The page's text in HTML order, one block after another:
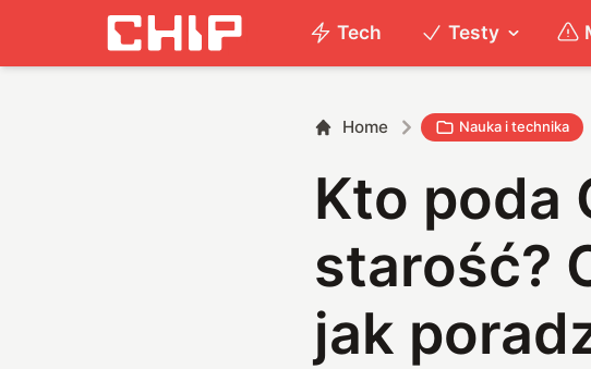
Tech Testy
Home Nauka i technika
Kto poda
starość?
jak